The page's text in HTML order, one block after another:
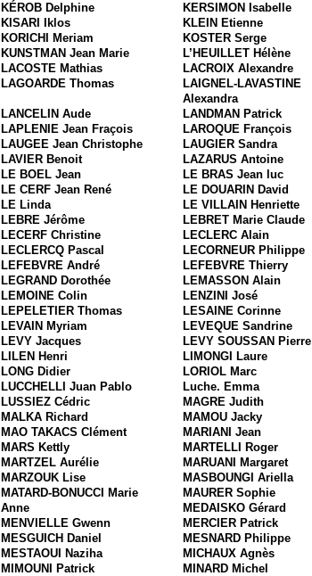
KÉROB Delphine
KERSIMON Isabelle
KISARI Iklos
KLEIN Etienne
KORICHI Meriam
KOSTER Serge
KUNSTMAN Jean Marie
L’HEUILLET Hélène
LACOSTE Mathias
LACROIX Alexandre
LAGOARDE Thomas
LAIGNEL-LAVASTINE
Alexandra
LANCELIN Aude
LANDMAN Patrick
LAPLENIE Jean Fraçois
LAROQUE François
LAUGEE Jean Christophe
LAUGIER Sandra
LAVIER Benoit
LAZARUS Antoine
LE BOEL Jean
LE BRAS Jean luc
LE CERF Jean René
LE DOUARIN David
LE Linda
LE VILLAIN Henriette
LEBRE Jérôme
LEBRET Marie Claude
LECERF Christine
LECLERC Alain
LECLERCQ Pascal
LECORNEUR Philippe
LEFEBVRE André
LEFEBVRE Thierry
LEGRAND Dorothée
LEMASSON Alain
LEMOINE Colin
LENZINI José
LEPELETIER Thomas
LESAINE Corinne
LEVAIN Myriam
LEVEQUE Sandrine
LEVY Jacques
LEVY SOUSSAN Pierre
LILEN Henri
LIMONGI Laure
LONG Didier
LORIOL Marc
LUCCHELLI Juan Pablo
Luche. Emma
LUSSIEZ Cédric
MAGRE Judith
MALKA Richard
MAMOU Jacky
MAO TAKACS Clément
MARIANI Jean
MARS Kettly
MARTELLI Roger
MARTZEL Aurélie
MARUANI Margaret
MARZOUK Lise
MASBOUNGI Ariella
MATARD-BONUCCI Marie
Anne
MAURER Sophie
MEDAISKO Gérard
MENVIELLE Gwenn
MERCIER Patrick
MESGUICH Daniel
MESNARD Philippe
MESTAOUI Naziha
MICHAUX Agnès
MIMOUNI Patrick
MINARD Michel